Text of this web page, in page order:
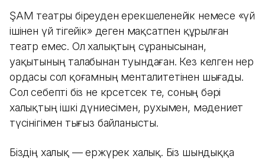
ŞAM театры біреуден ерекшеленейік немесе «үй
ішінен үй тігейік» деген мақсатпен құрылған
театр емес. Ол халықтың сұранысынан,
уақытының талабынан туындаған. Кез келген өнер
ордасы сол қоғамның менталитетінен шығады.
Сол себепті біз не көрсетсек те, соның бәрі
халықтың ішкі дүниесімен, рухымен, мәдениет
түсінігімен тығыз байланысты.
Біздің халық — ержүрек халық. Біз шындыққа